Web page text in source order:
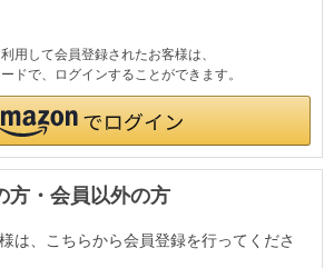
用して会員登録されたお客様は、
ドで、ログインすることができます。
方・会員以外の方
は、こちらから会員登録を行ってくださ